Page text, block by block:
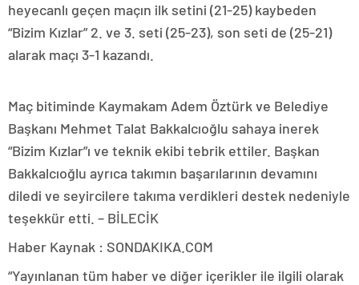
heyecanlı geçen maçın ilk setini (21-25) kaybeden
“Bizim Kızlar” 2. ve 3. seti (25-23), son seti de (25-21)
alarak maçı 3-1 kazandı.
Maç bitiminde Kaymakam Adem Öztürk ve Belediye
Başkanı Mehmet Talat Bakkalcıoğlu sahaya inerek
“Bizim Kızlar”ı ve teknik ekibi tebrik ettiler. Başkan
Bakkalcıoğlu ayrıca takımın başarılarının devamını
diledi ve seyircilere takıma verdikleri destek nedeniyle
teşekkür etti. – BİLECİK
Haber Kaynak : SONDAKIKA.COM
“Yayınlanan tüm haber ve diğer içerikler ile ilgili olarak